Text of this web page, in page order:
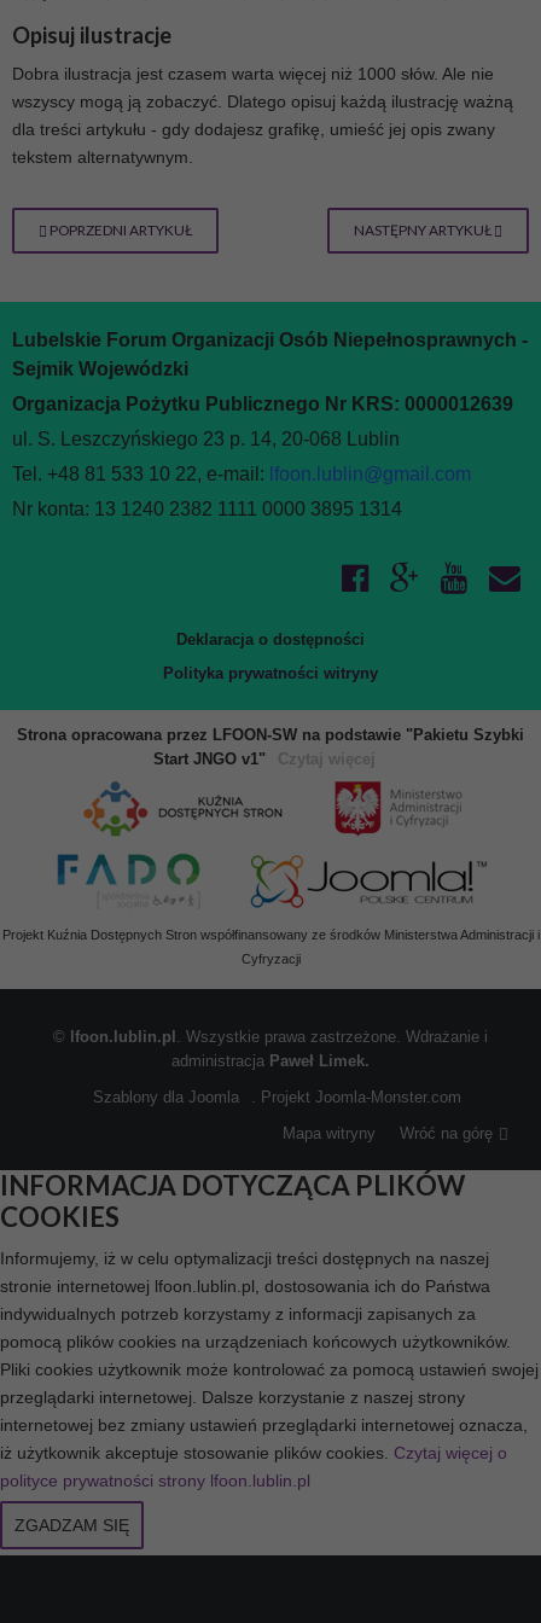
Opisuj ilustracje
Dobra ilustracja jest czasem warta więcej niż 1000 słów. Ale nie
wszyscy mogą ją zobaczyć. Dlatego opisuj każdą ilustrację ważną
dla treści artykułu - gdy dodajesz grafikę, umieść jej opis zwany
tekstem alternatywnym.
POPRZEDNI ARTYKUŁ NASTĘPNY ARTYKUŁ
Lubelskie Forum Organizacji Osób Niepełnosprawnych -
Sejmik Wojewódzki
Organizacja Pożytku Publicznego Nr KRS: 0000012639
ul. S. Leszczyńskiego 23 p. 14, 20-068 Lublin
Tel. +48 81 533 10 22, e-mail: lfoon.lublin@gmail.com
Nr konta: 13 1240 2382 1111 0000 3895 1314
Deklaracja o dostępności
Polityka prywatności witryny
Strona opracowana przez LFOON-SW na podstawie "Pakietu Szybki
Start JNGO v1"
Czytaj więcej
Projekt Kuźnia Dostępnych Stron współfinansowany ze środków Ministerstwa Administracji i
Cyfryzacji
© lfoon.lublin.pl . Wszystkie prawa zastrzeżone. Wdrażanie i
administracja Paweł Limek.
Szablony dla Joomla
. Projekt Joomla-Monster.com
Mapa witryny
Wróć na górę
INFORMACJA DOTYCZĄCA PLIKÓW
COOKIES
Informujemy, iż w celu optymalizacji treści dostępnych na naszej
stronie internetowej lfoon.lublin.pl, dostosowania ich do Państwa
indywidualnych potrzeb korzystamy z informacji zapisanych za
pomocą plików cookies na urządzeniach końcowych użytkowników.
Pliki cookies użytkownik może kontrolować za pomocą ustawień swojej
przeglądarki internetowej. Dalsze korzystanie z naszej strony
internetowej bez zmiany ustawień przeglądarki internetowej oznacza,
iż użytkownik akceptuje stosowanie plików cookies. Czytaj więcej o
polityce prywatności strony lfoon.lublin.pl
ZGADZAM SIĘ